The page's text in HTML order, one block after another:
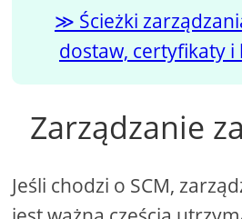
Ścieżki
dostaw, certyfikaty i
Zarządzanie
Jeśli chodzi o SCM,